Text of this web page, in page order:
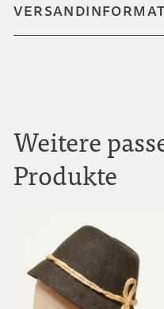
Weitere
Produkte